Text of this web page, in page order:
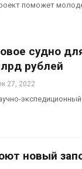
поможет
судно
рублей
27, 2022
новый